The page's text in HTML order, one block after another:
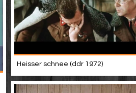
Heisser schnee (ddr 1972)